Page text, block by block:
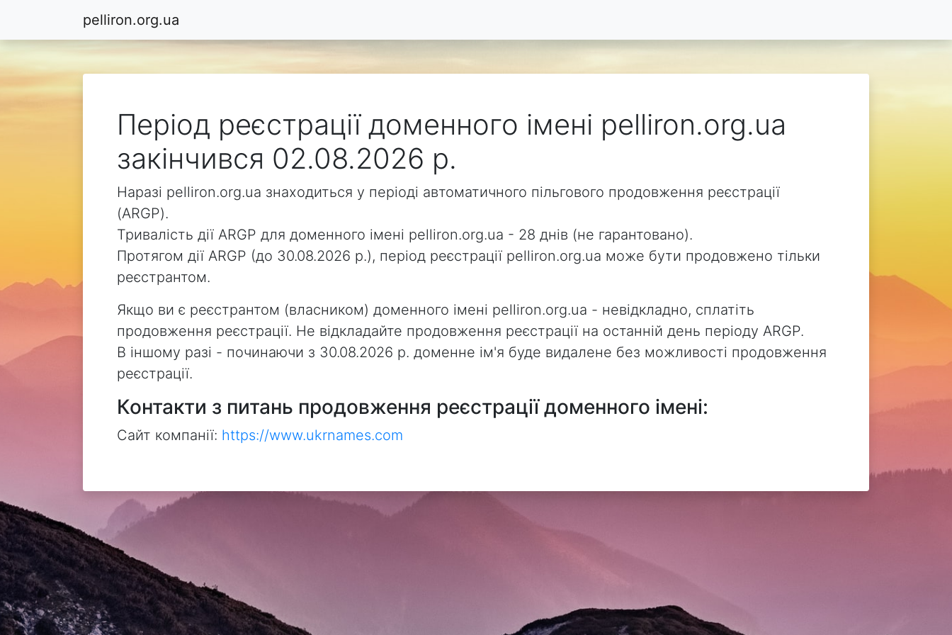
pelliron.org.ua
Період реєстрації доменного імені pelliron.org.ua
закінчився 02.08.2026 р.
Наразі pelliron.org.ua знаходиться у періоді автоматичного пільгового продовження реєстрації
(ARGP).
Тривалість дії ARGP для доменного імені pelliron.org.ua - 28 днів (не гарантовано).
Протягом дії ARGP (до 30.08.2026 р.), період реєстрації pelliron.org.ua може бути продовжено тільки
реєстрантом.
Якщо ви є реєстрантом (власником) доменного імені pelliron.org.ua - невідкладно, сплатіть
продовження реєстрації. Не відкладайте продовження реєстрації на останній день періоду ARGP.
В іншому разі - починаючи з 30.08.2026 р. доменне ім'я буде видалене без можливості продовження
реєстрації.
Контакти з питань продовження реєстрації доменного імені:
Сайт компанії: https://www.ukrnames.com